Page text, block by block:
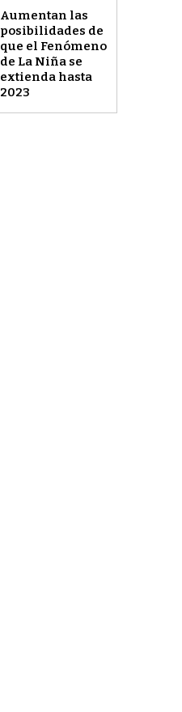
Aumentan las
posibilidades de
que el Fenómeno
de La Niña se
extienda hasta
2023